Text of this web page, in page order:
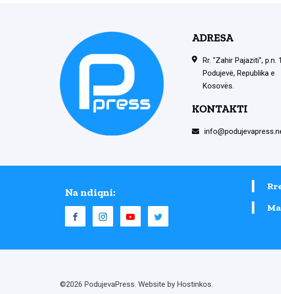
ADRESA
Rr. "Zahir Pajaziti", p.n.
Podujevë, Republika e
Kosovës.
KONTAKTI
Na ndiqni:
©2026 PodujevaPress. Website by Hostinkos.